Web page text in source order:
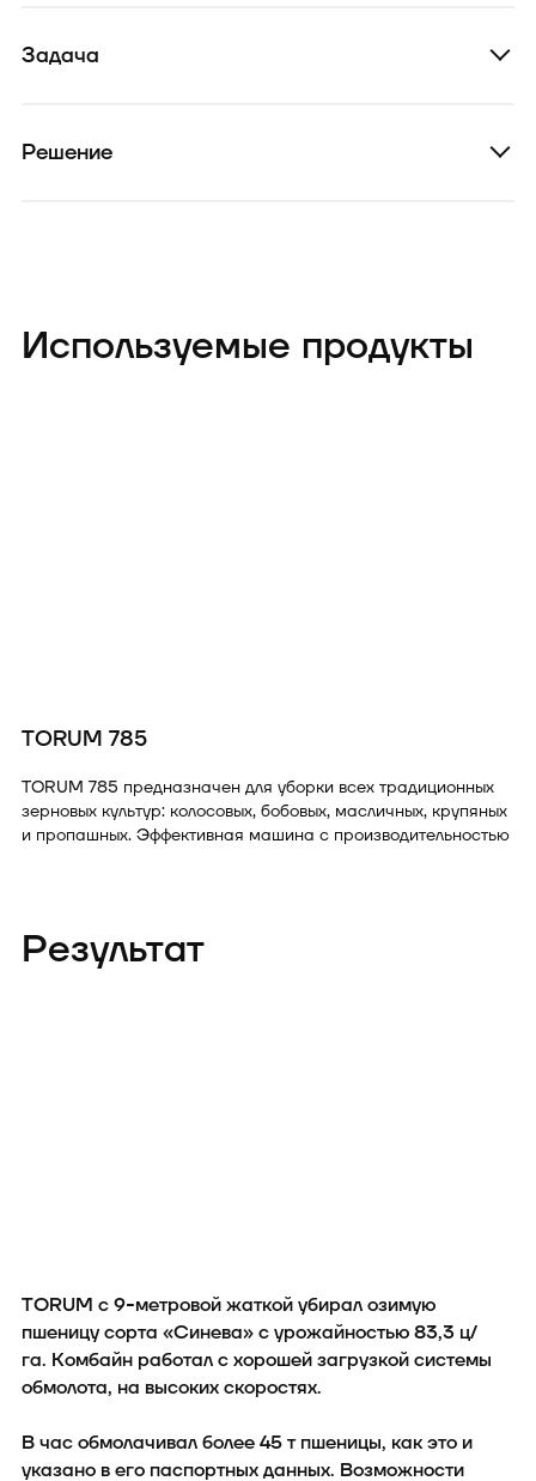
Задача
Решение
Используемые продукты
TORUM 785
TORUM 785 предназначен для уборки всех традиционных
зерновых культур: колосовых, бобовых, масличных, крупяных
и пропашных. Эффективная машина с производительностью
8 августа 2022 года в Орловской области самый мощный
зерноуборочный комбайн страны – TORUM 785 компании
Результат
TORUM с 9-метровой жаткой убирал озимую
пшеницу сорта «Синева» с урожайностью 83,3 ц/
га. Комбайн работал с хорошей загрузкой системы
обмолота, на высоких скоростях.
В час обмолачивал более 45 т пшеницы, как это и
указано в его паспортных данных. Возможности